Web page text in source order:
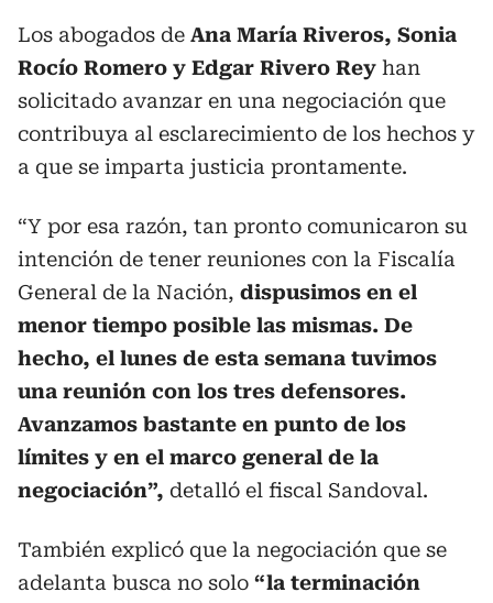
Los abogados de Ana María Riveros, Sonia
Rocío Romero y Edgar Rivero Rey han
solicitado avanzar en una negociación que
contribuya al esclarecimiento de los hechos y
a que se imparta justicia prontamente.
“Y por esa razón, tan pronto comunicaron su
intención de tener reuniones con la Fiscalía
General de la Nación, dispusimos en el
menor tiempo posible las mismas. De
hecho, el lunes de esta semana tuvimos
una reunión con los tres defensores.
Avanzamos bastante en punto de los
límites y en el marco general de la
negociación”, detalló el fiscal Sandoval.
También explicó que la negociación que se
adelanta busca no solo “la terminación